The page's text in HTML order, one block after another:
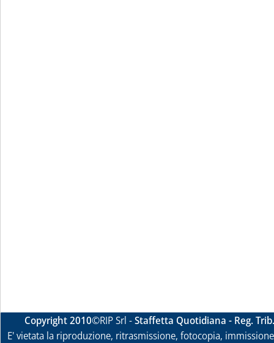
Copyright 2010©RIP Srl -Staffetta Quotidiana - Reg.
E' vietata la riproduzione, ritrasmissione, fotocopia,